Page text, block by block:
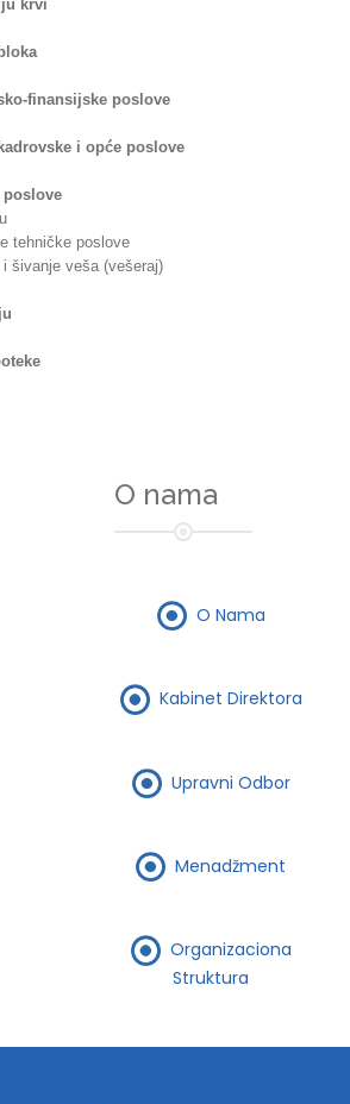
krvi
finansijske poslove
i opće poslove
poslove
veša (vešeraj)
O nama
O Nama
Kabinet Direktora
Upravni Odbor
Menadžment
Organizaciona
Struktura